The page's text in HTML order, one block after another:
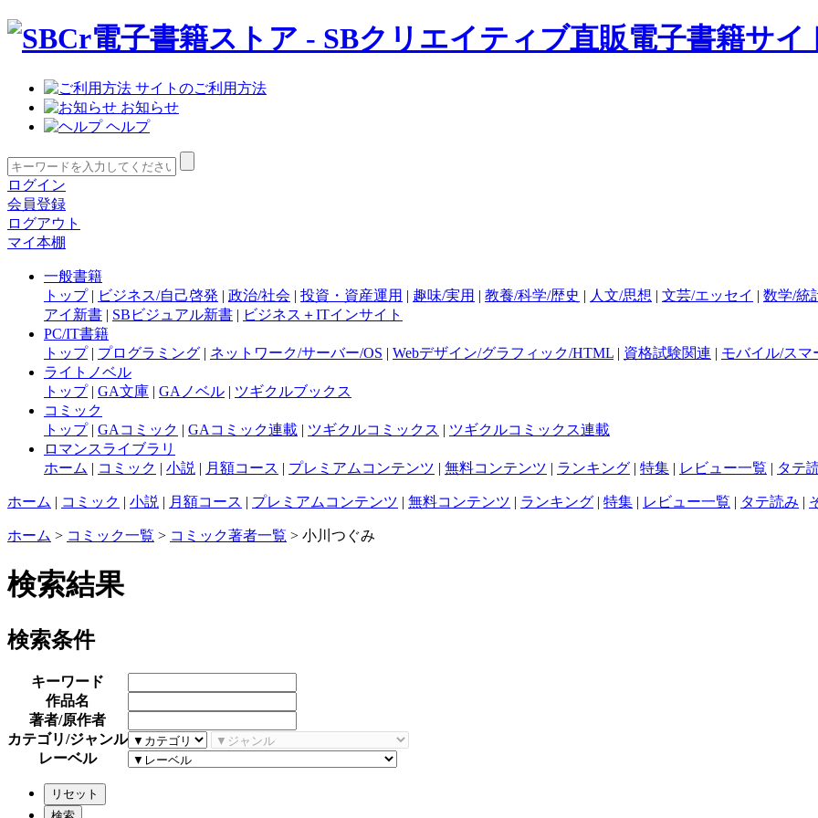
サイトのご利用方法
お知らせ
ヘルプ
ログイン
会員登録
ログアウト
マイ本棚
一般書籍
トップ| ビジネス/自己啓発 | 政治/社会 | 投資・資産運用 | 趣味/実用 | 教養/科学/歴史 | 人文/思想 | 文芸/エッセイ | 数学/統
アイ新書 | SBビジュアル新書 | ビジネス＋ITインサイト
PC/IT書籍
トップ| プログラミング | ネットワーク/サーバー/OS | Webデザイン/グラフィック/HTML | 資格試験関連 | モバイル/スマ
ライトノベル
トップ| GA文庫 | GAノベル | ツギクルブックス
コミック
トップ| GAコミック | GAコミック連載 | ツギクルコミックス | ツギクルコミックス連載
ロマンスライブラリ
ホーム | コミック | 小説 | 月額コース | プレミアムコンテンツ | 無料コンテンツ | ランキング | 特集 | レビュー一覧 | タテ
ホーム | コミック | 小説 | 月額コース | プレミアムコンテンツ | 無料コンテンツ | ランキング | 特集 | レビュー一覧 | タテ読み |
ホーム > コミック一覧 > コミック著者一覧 > 小川つぐみ
検索結果
検索条件
キーワード
作品名
著者/原作者
カテゴリ/ジャンル
レーベル